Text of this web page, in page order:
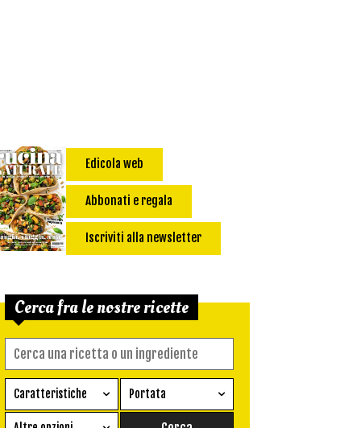
Edicola web
Abbonati e regala
Iscriviti alla newsletter
Cerca fra le nostre ricette
Caratteristiche
Ricetta vegetariana
Portata
Antipasto